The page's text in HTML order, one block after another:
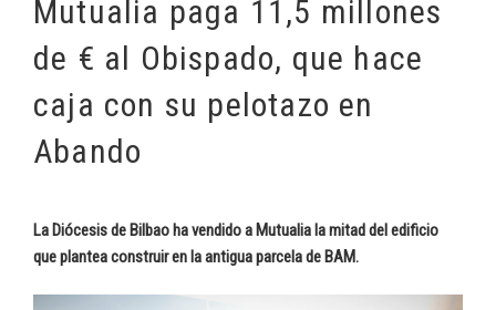
Mutualia paga 11,5 millones
de € al Obispado, que hace
caja con su pelotazo en
Abando
La Diócesis de Bilbao ha vendido a Mutualia la mitad del edificio
que plantea construir en la antigua parcela de BAM.